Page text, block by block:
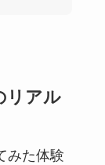
リアル
みた体験